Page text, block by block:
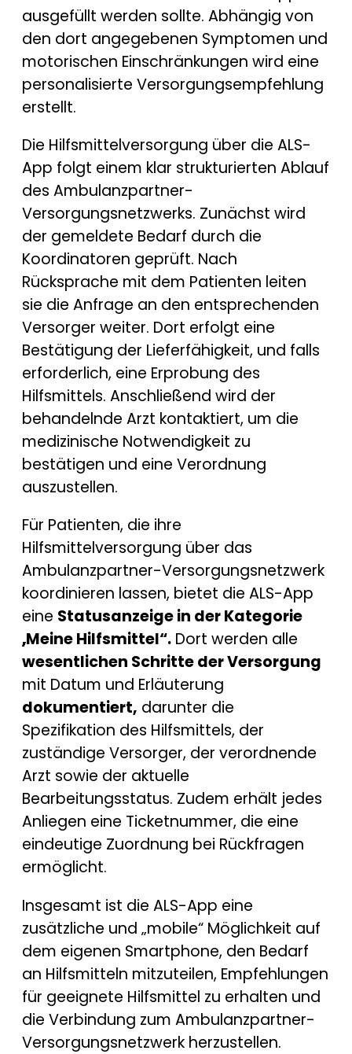
ausgefüllt werden sollte. Abhängig von
den dort angegebenen Symptomen und
motorischen Einschränkungen wird eine
personalisierte Versorgungsempfehlung
erstellt.
Die Hilfsmittelversorgung über die ALS-
App folgt einem klar strukturierten Ablauf
des Ambulanzpartner-
Versorgungsnetzwerks. Zunächst wird
der gemeldete Bedarf durch die
Koordinatoren geprüft. Nach
Rücksprache mit dem Patienten leiten
sie die Anfrage an den entsprechenden
Versorger weiter. Dort erfolgt eine
Bestätigung der Lieferfähigkeit, und falls
erforderlich, eine Erprobung des
Hilfsmittels. Anschließend wird der
behandelnde Arzt kontaktiert, um die
medizinische Notwendigkeit zu
bestätigen und eine Verordnung
auszustellen.
Für Patienten, die ihre
Hilfsmittelversorgung über das
Ambulanzpartner-Versorgungsnetzwerk
koordinieren lassen, bietet die ALS-App
eine Statusanzeige in der Kategorie
„Meine Hilfsmittel“. Dort werden alle
wesentlichen Schritte der Versorgung
mit Datum und Erläuterung
dokumentiert, darunter die
Spezifikation des Hilfsmittels, der
zuständige Versorger, der verordnende
Arzt sowie der aktuelle
Bearbeitungsstatus. Zudem erhält jedes
Anliegen eine Ticketnummer, die eine
eindeutige Zuordnung bei Rückfragen
ermöglicht.
Insgesamt ist die ALS-App eine
zusätzliche und „mobile“ Möglichkeit auf
dem eigenen Smartphone, den Bedarf
an Hilfsmitteln mitzuteilen, Empfehlungen
für geeignete Hilfsmittel zu erhalten und
die Verbindung zum Ambulanzpartner-
Versorgungsnetzwerk herzustellen.